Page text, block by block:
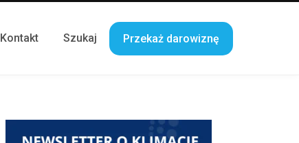
Kontakt Szukaj Przekaż darowiznę